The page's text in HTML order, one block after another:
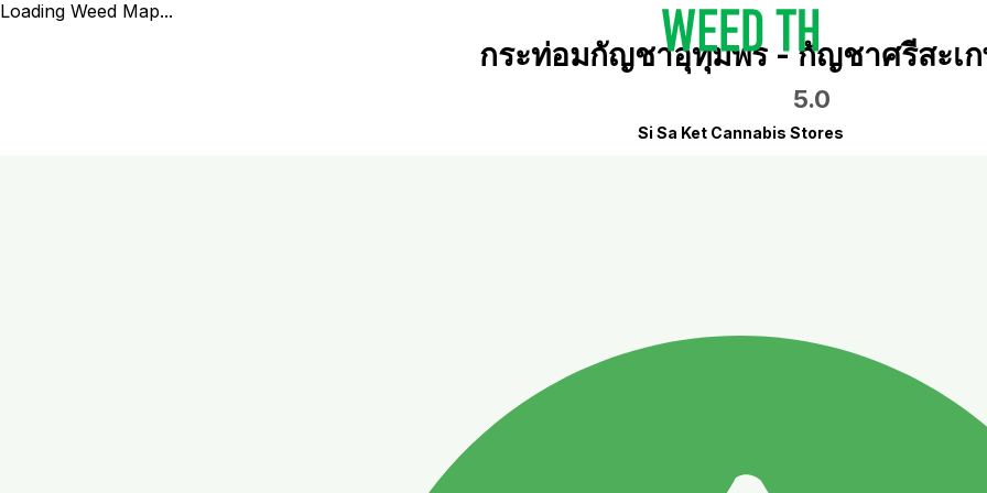
Loading Weed Map...
กระท่อมกัญชาอุทุมพร - กัญชาศรีสะเ
5.0
Si Sa Ket Cannabis Stores